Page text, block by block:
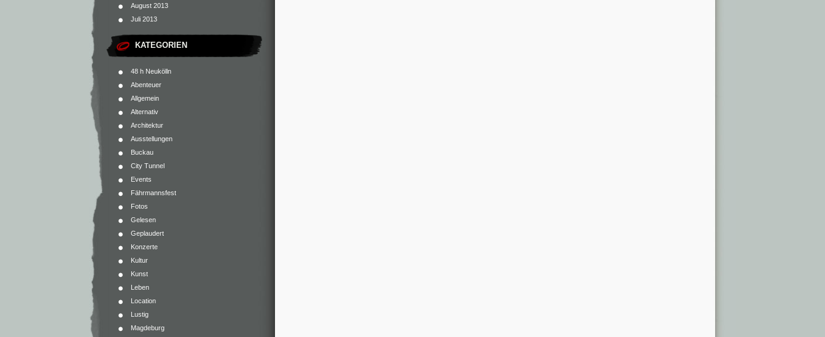
August 2013
Juli 2013
KATEGORIEN
48 h Neukölln
Abenteuer
Allgemein
Alternativ
Architektur
Ausstellungen
Buckau
City Tunnel
Events
Fährmannsfest
Fotos
Gelesen
Geplaudert
Konzerte
Kultur
Kunst
Leben
Location
Lustig
Magdeburg